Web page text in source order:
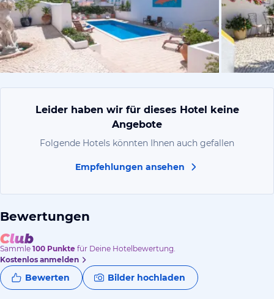
von
Leider haben wir für dieses Hotel keine
Angebote
Folgende Hotels könnten Ihnen auch gefallen
Empfehlungen ansehen
Bewertungen
Sammle 100 Punkte für Deine Hotelbewertung.
Kostenlos anmelden
Bewerten Bilder hochladen